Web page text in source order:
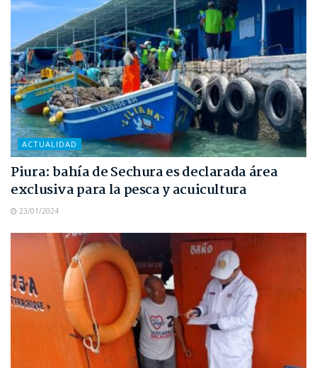
ACTUALIDAD
Piura: bahía de Sechura es declarada área
exclusiva para la pesca y acuicultura
23/01/2024